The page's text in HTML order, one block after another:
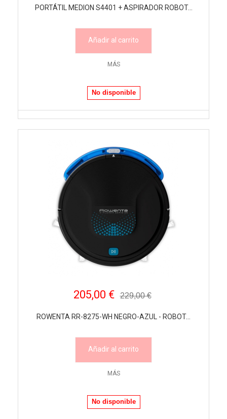
PORTÁTIL MEDION S4401 + ASPIRADOR ROBOT...
Añadir al carrito
MÁS
No disponible
205,00 € 229,00 €
ROWENTA RR-8275-WH NEGRO-AZUL - ROBOT...
Añadir al carrito
MÁS
No disponible